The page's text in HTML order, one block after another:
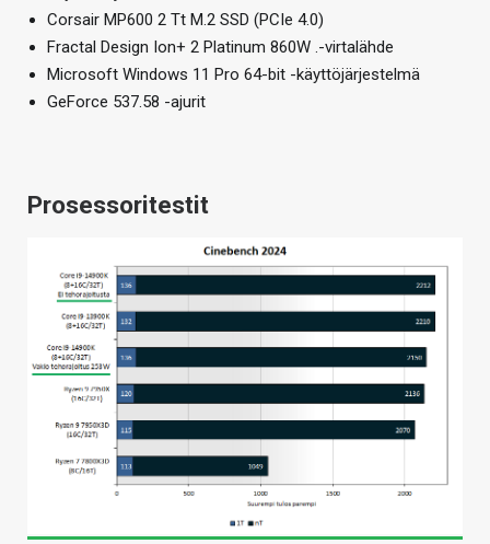
Corsair MP600 2 Tt M.2 SSD (PCIe 4.0)
Fractal Design Ion+ 2 Platinum 860W .-virtalähde
Microsoft Windows 11 Pro 64-bit -käyttöjärjestelmä
GeForce 537.58 -ajurit
Prosessoritestit